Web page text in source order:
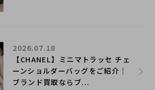
【CHANEL】ミニマトラッセ チェ
ーンショルダーバッグをご紹介｜
ブランド買取ならブ...
2026.07.18